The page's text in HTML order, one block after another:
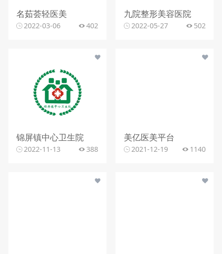
名茹荟轻医美
2022-03-06 402
九院整形美容医院
2022-05-27 502
锦屏镇中心卫生院
2022-11-13 388
美亿医美平台
2021-12-19 1140